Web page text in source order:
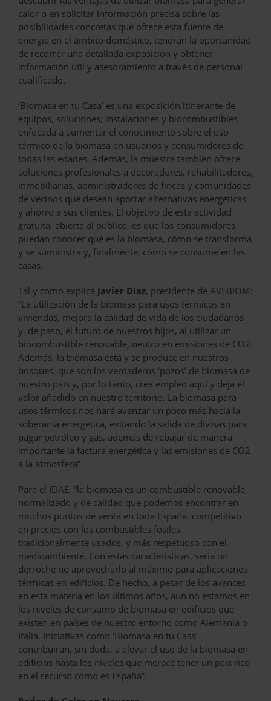
calor o en solicitar información precisa sobre las
posibilidades concretas que ofrece esta fuente de
energía en el ámbito doméstico, tendrán la oportunidad
de recorrer una detallada exposición y obtener
información útil y asesoramiento a través de personal
cualificado.
‘Biomasa en tu Casa’ es una exposición itinerante de
equipos, soluciones, instalaciones y biocombustibles
enfocada a aumentar el conocimiento sobre el uso
térmico de la biomasa en usuarios y consumidores de
todas las edades. Además, la muestra también ofrece
soluciones profesionales a decoradores, rehabilitadores,
inmobiliarias, administradores de fincas y comunidades
de vecinos que desean aportar alternativas energéticas
y ahorro a sus clientes. El objetivo de esta actividad
gratuita, abierta al público, es que los consumidores
puedan conocer qué es la biomasa, cómo se transforma
y se suministra y, finalmente, cómo se consume en las
casas.
Tal y como explica Javier Díaz, presidente de AVEBIOM:
“La utilización de la biomasa para usos térmicos en
viviendas, mejora la calidad de vida de los ciudadanos
y, de paso, el futuro de nuestros hijos, al utilizar un
biocombustible renovable, neutro en emisiones de CO2.
Además, la biomasa está y se produce en nuestros
bosques, que son los verdaderos ‘pozos’ de biomasa de
nuestro país y, por lo tanto, crea empleo aquí y deja el
valor añadido en nuestro territorio. La biomasa para
usos térmicos nos hará avanzar un poco más hacia la
soberanía energética, evitando la salida de divisas para
pagar petróleo y gas, además de rebajar de manera
importante la factura energética y las emisiones de CO2
a la atmosfera”.
Para el IDAE, “la biomasa es un combustible renovable,
normalizado y de calidad que podemos encontrar en
muchos puntos de venta en toda España, competitivo
en precios con los combustibles fósiles
tradicionalmente usados, y más respetuoso con el
medioambiente. Con estas características, sería un
derroche no aprovecharlo al máximo para aplicaciones
térmicas en edificios. De hecho, a pesar de los avances
en esta materia en los últimos años, aún no estamos en
los niveles de consumo de biomasa en edificios que
existen en países de nuestro entorno como Alemania o
Italia. Iniciativas como ‘Biomasa en tu Casa’
contribuirán, sin duda, a elevar el uso de la biomasa en
edificios hasta los niveles que merece tener un país rico
en el recurso como es España”.